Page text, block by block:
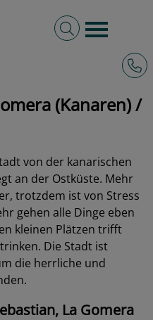
Burger
Volltextsuche
(Kanaren) /
von der kanarischen
an der Ostküste. Mehr
trotzdem ist von Stress
gehen alle Dinge eben
kleinen Plätzen trifft
Die Stadt ist
die herrliche und
La Gomera